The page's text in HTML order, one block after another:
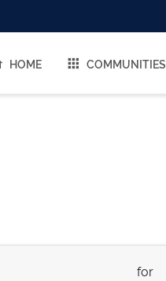
HOME COMMUNITIES
for